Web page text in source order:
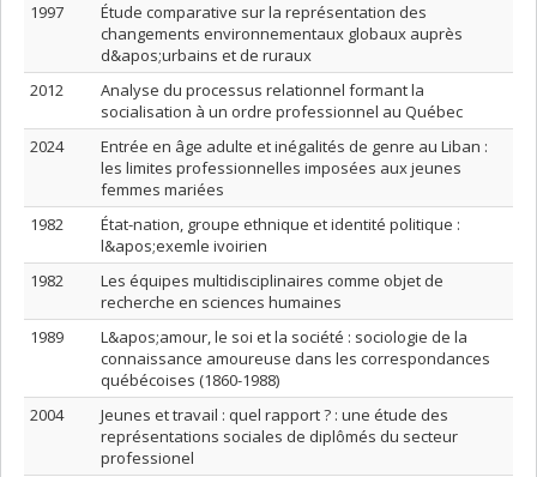
1997
Étude comparative sur la représentation des
changements environnementaux globaux auprès
d&apos;urbains et de ruraux
2012
Analyse du processus relationnel formant la
socialisation à un ordre professionnel au Québec
2024
Entrée en âge adulte et inégalités de genre au Liban :
les limites professionnelles imposées aux jeunes
femmes mariées
1982
État-nation, groupe ethnique et identité politique :
l&apos;exemle ivoirien
1982
Les équipes multidisciplinaires comme objet de
recherche en sciences humaines
1989
L&apos;amour, le soi et la société : sociologie de la
connaissance amoureuse dans les correspondances
québécoises (1860-1988)
2004
Jeunes et travail : quel rapport ? : une étude des
représentations sociales de diplômés du secteur
professionel